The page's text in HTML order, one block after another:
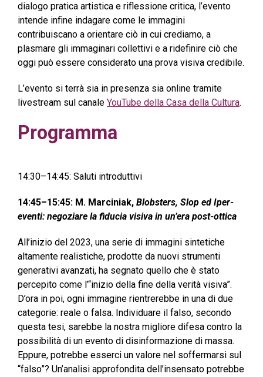
dialogo pratica artistica e riflessione critica, l’evento
intende infine indagare come le immagini
contribuiscano a orientare ciò in cui crediamo, a
plasmare gli immaginari collettivi e a ridefinire ciò che
oggi può essere considerato una prova visiva credibile.
L’evento si terrà sia in presenza sia online tramite
livestream sul canale YouTube della Casa della Cultura.
Programma
14:30–14:45: Saluti introduttivi
14:45–15:45: M. Marciniak, Blobsters, Slop ed Iper-
eventi: negoziare la fiducia visiva in un’era post-ottica
All’inizio del 2023, una serie di immagini sintetiche
altamente realistiche, prodotte da nuovi strumenti
generativi avanzati, ha segnato quello che è stato
percepito come l’“inizio della fine della verità visiva”.
D’ora in poi, ogni immagine rientrerebbe in una di due
categorie: reale o falsa. Individuare il falso, secondo
questa tesi, sarebbe la nostra migliore difesa contro la
possibilità di un evento di disinformazione di massa.
Eppure, potrebbe esserci un valore nel soffermarsi sul
“falso”? Un’analisi approfondita dell’insensato potrebbe